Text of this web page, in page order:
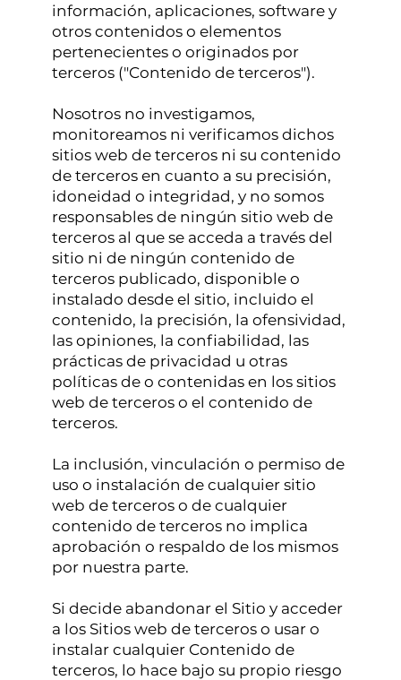
información, aplicaciones, software y
otros contenidos o elementos
pertenecientes o originados por
terceros ("Contenido de terceros").
Nosotros no investigamos,
monitoreamos ni verificamos dichos
sitios web de terceros ni su contenido
de terceros en cuanto a su precisión,
idoneidad o integridad, y no somos
responsables de ningún sitio web de
terceros al que se acceda a través del
sitio ni de ningún contenido de
terceros publicado, disponible o
instalado desde el sitio, incluido el
contenido, la precisión, la ofensividad,
las opiniones, la confiabilidad, las
prácticas de privacidad u otras
políticas de o contenidas en los sitios
web de terceros o el contenido de
terceros.
La inclusión, vinculación o permiso de
uso o instalación de cualquier sitio
web de terceros o de cualquier
contenido de terceros no implica
aprobación o respaldo de los mismos
por nuestra parte.
Si decide abandonar el Sitio y acceder
a los Sitios web de terceros o usar o
instalar cualquier Contenido de
terceros, lo hace bajo su propio riesgo